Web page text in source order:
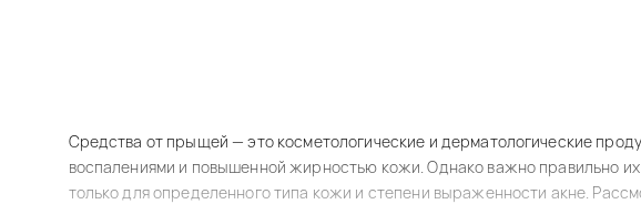
Средства от прыщей — это косметологические и дерматологические
воспалениями и повышенной жирностью кожи. Однако важно правильно
только для определенного типа кожи и степени выраженности акне.